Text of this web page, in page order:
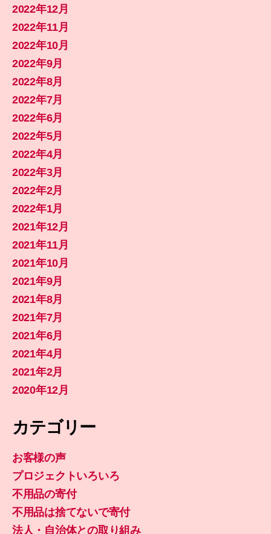
2022年12月
2022年11月
2022年10月
2022年9月
2022年8月
2022年7月
2022年6月
2022年5月
2022年4月
2022年3月
2022年2月
2022年1月
2021年12月
2021年11月
2021年10月
2021年9月
2021年8月
2021年7月
2021年6月
2021年4月
2021年2月
2020年12月
カテゴリー
お客様の声
プロジェクトいろいろ
不用品の寄付
不用品は捨てないで寄付
法人・自治体との取り組み